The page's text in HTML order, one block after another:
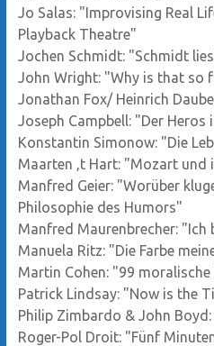
Jo Salas: "Improvising Real
Playback Theatre"
Jochen Schmidt: "Schmidt
John Wright: "Why is that so
Jonathan Fox/ Heinrich
Joseph Campbell: "Der Heros
Konstantin Simonow: "Die
Maarten ‚t Hart: "Mozart und
Manfred Geier: "Worüber
Philosophie des Humors"
Manfred Maurenbrecher: "Ich
Manuela Ritz: "Die Farbe
Martin Cohen: "99
Patrick Lindsay: "Now is the
Philip Zimbardo & John
Roger-Pol Droit: "Fünf